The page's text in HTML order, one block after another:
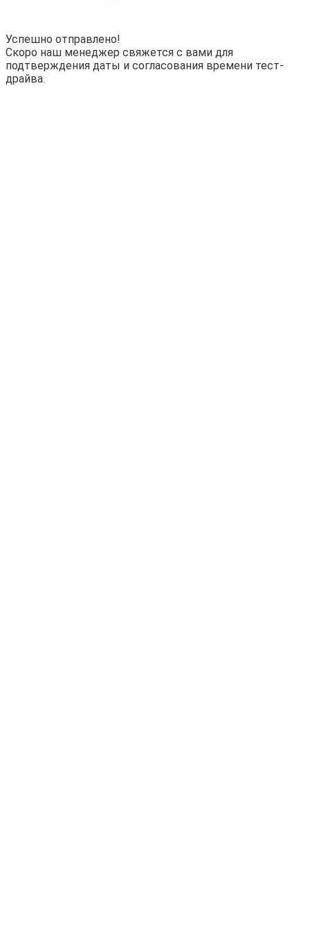
Успешно отправлено!
Скоро наш менеджер свяжется с вами для
подтверждения даты и согласования времени тест-
драйва.